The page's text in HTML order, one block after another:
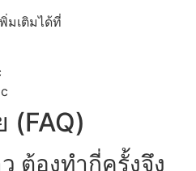
มเติมได้ที่
(FAQ)
ต้องทำกี่ครั้งจึง